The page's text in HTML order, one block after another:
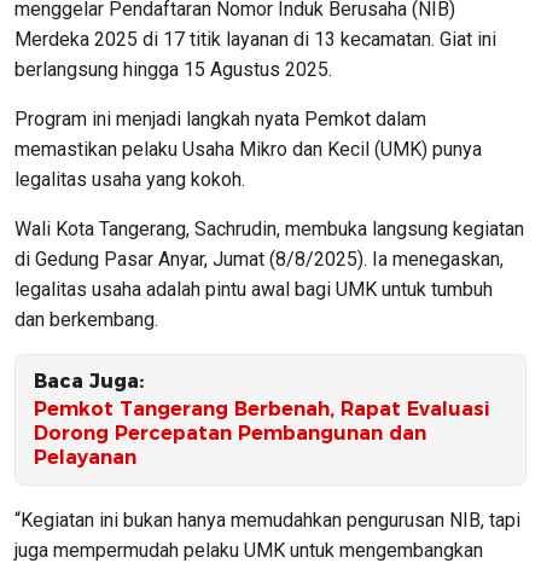
menggelar Pendaftaran Nomor Induk Berusaha (NIB)
Merdeka 2025 di 17 titik layanan di 13 kecamatan. Giat ini
berlangsung hingga 15 Agustus 2025.
Program ini menjadi langkah nyata Pemkot dalam
memastikan pelaku Usaha Mikro dan Kecil (UMK) punya
legalitas usaha yang kokoh.
Wali Kota Tangerang, Sachrudin, membuka langsung kegiatan
di Gedung Pasar Anyar, Jumat (8/8/2025). Ia menegaskan,
legalitas usaha adalah pintu awal bagi UMK untuk tumbuh
dan berkembang.
Baca Juga:
Pemkot Tangerang Berbenah, Rapat Evaluasi
Dorong Percepatan Pembangunan dan
Pelayanan
“Kegiatan ini bukan hanya memudahkan pengurusan NIB, tapi
juga mempermudah pelaku UMK untuk mengembangkan